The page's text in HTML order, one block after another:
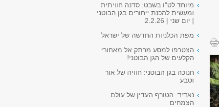
מיוחד לט"ו בשבט: סדנה חוויתית
ומעשית להכנת ייחורים בגן הבוטני
| יום שני | 2.2.26
מפת הכלניות החדשה של ישראל
הצטרפו למסע מרתק אל מאחורי
הקלעים של הגן הבוטני!
חנוכה בגן הבוטני: חוויה של אור
וטבע
נֹאדִיד: הטורף העדין של עולם
הצמחים